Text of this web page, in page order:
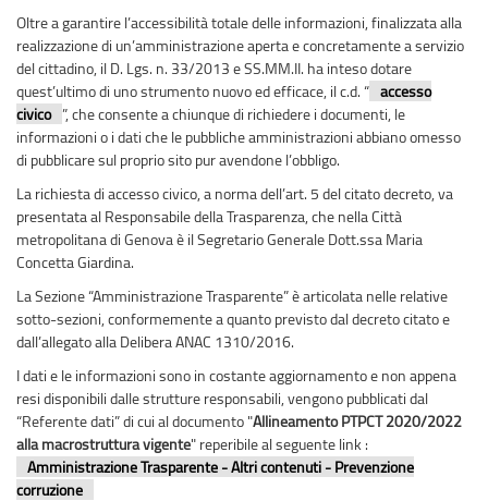
Oltre a garantire l’accessibilità totale delle informazioni, finalizzata alla
realizzazione di un’amministrazione aperta e concretamente a servizio
del cittadino, il D. Lgs. n. 33/2013 e SS.MM.II. ha inteso dotare
quest’ultimo di uno strumento nuovo ed efficace, il c.d. “ accesso
civico ”, che consente a chiunque di richiedere i documenti, le
informazioni o i dati che le pubbliche amministrazioni abbiano omesso
di pubblicare sul proprio sito pur avendone l’obbligo.
La richiesta di accesso civico, a norma dell’art. 5 del citato decreto, va
presentata al Responsabile della Trasparenza, che nella Città
metropolitana di Genova è il Segretario Generale Dott.ssa Maria
Concetta Giardina.
La Sezione “Amministrazione Trasparente” è articolata nelle relative
sotto-sezioni, conformemente a quanto previsto dal decreto citato e
dall’allegato alla Delibera ANAC 1310/2016.
I dati e le informazioni sono in costante aggiornamento e non appena
resi disponibili dalle strutture responsabili, vengono pubblicati dal
“Referente dati” di cui al documento "Allineamento PTPCT 2020/2022
alla macrostruttura vigente" reperibile al seguente link :
Amministrazione Trasparente - Altri contenuti - Prevenzione
corruzione